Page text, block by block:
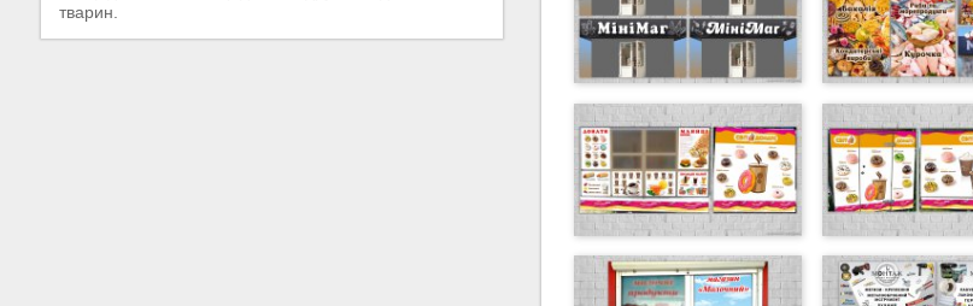
тварин.